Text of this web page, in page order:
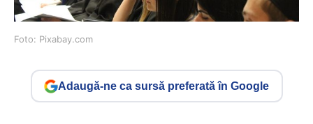
Foto: Pixabay.com
Adaugă-ne ca sursă preferată în Google